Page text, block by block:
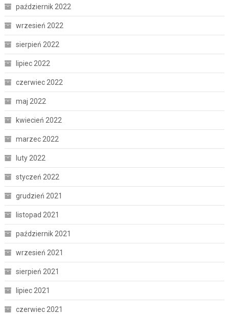
październik 2022
wrzesień 2022
sierpień 2022
lipiec 2022
czerwiec 2022
maj 2022
kwiecień 2022
marzec 2022
luty 2022
styczeń 2022
grudzień 2021
listopad 2021
październik 2021
wrzesień 2021
sierpień 2021
lipiec 2021
czerwiec 2021